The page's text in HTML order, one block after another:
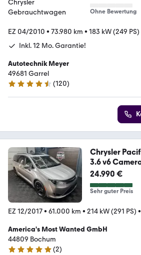
Ohne Bewertung
EZ 04/2010 • 73.980 km • 183 kW (249 PS)
Inkl. 12 Mo. Garantie!
Autotechnik Meyer
49681 Garrel
4.6 Sterne
(120)
Chrysler
3.6 v6
24.990 €
Sehr guter Preis
EZ 12/2017• 61.000 km • 214 kW (291 PS) •
America's Most Wanted GmbH
44809 Bochum
(2)